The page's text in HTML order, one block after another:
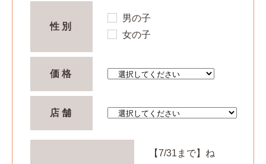
性別
男の子
女の子
価格
店舗
【7/31まで】ね